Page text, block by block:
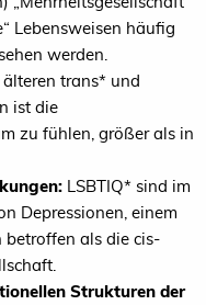
Lebensweisen häufig
werden.
trans* und
ist die
zu fühlen, größer als in
LSBTIQ* sind im
Depressionen, einem
betroffen als die cis-
Strukturen der